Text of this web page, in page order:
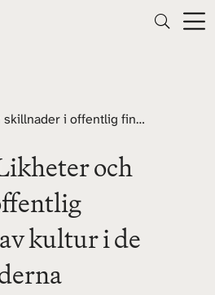
Ny rapport: Likheter och skillnader i offentlig finansiering av kultur i de nordiska länderna
och
kultur i de